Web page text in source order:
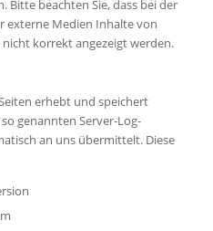
Bitte beachten Sie, dass bei der
externe Medien Inhalte von
korrekt angezeigt werden.
erhebt und speichert
genannten Server-Log-
an uns übermittelt. Diese